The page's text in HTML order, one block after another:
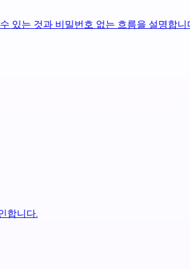
있는 것과 비밀번호 없는 흐름을 설명합니
합니다.